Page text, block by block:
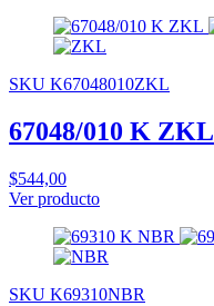
SKU K67048010ZKL
67048/010 K ZKL
$544,00
Ver producto
SKU K69310NBR